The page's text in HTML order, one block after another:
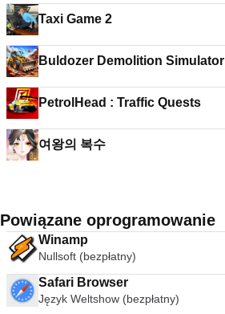
Taxi Game 2
Buldozer Demolition Simulator
PetrolHead : Traffic Quests
여왕의 복수
Powiązane oprogramowanie
Winamp
Nullsoft (bezpłatny)
Safari Browser
Język Weltshow (bezpłatny)